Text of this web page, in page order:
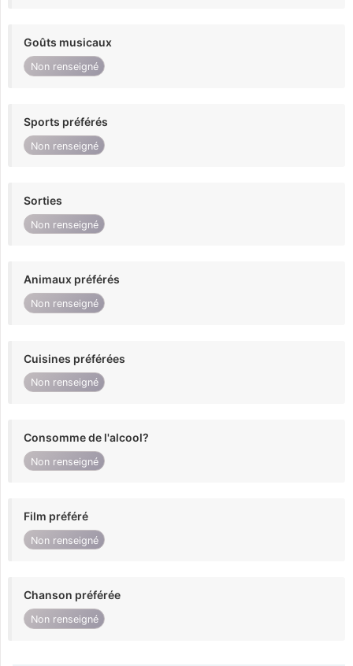
Goûts musicaux
Non renseigné
Sports préférés
Non renseigné
Sorties
Non renseigné
Animaux préférés
Non renseigné
Cuisines préférées
Non renseigné
Consomme de l'alcool?
Non renseigné
Film préféré
Non renseigné
Chanson préférée
Non renseigné